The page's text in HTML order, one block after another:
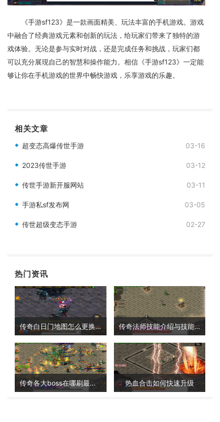
《手游sf123》是一款画面精美、玩法丰富的手机游戏。游戏
中融合了经典游戏元素和创新的玩法，给玩家们带来了独特的游
戏体验。无论是参与实时对战，还是完成任务和挑战，玩家们都
可以充分展现自己的智慧和操作能力。相信《手游sf123》一定能
够让你在手机游戏的世界中畅快游戏，乐享游戏的乐趣。
相关文章
超变态高爆传世手游 03-16
2023传世手游 03-12
传世手游新开服网站 03-11
手游私sf发布网 03-05
传世超级变态手游 02-27
热门资讯
传奇白日门地图怎么更换视角 传奇法师技能介绍与技能搭配详解
传奇各大boss在哪刷最快的 热血合击如何快速升级